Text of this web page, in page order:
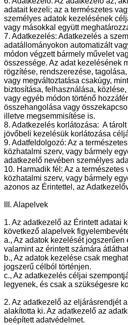
adatait kezeli; az a természetes
személyes adatok kezelésének
vagy másokkal együtt
7. Adatkezelés: Adatkezelés a
adatállományokon automatizált
módon végzett bármely művelet
összessége. Az adat kezelésének
rögzítése, rendszerezése,
vagy megváltoztatása csakúgy,
biztosítása, felhasználása,
vagy egyéb módon történő
összehangolása vagy
illetve megsemmisítése is.
8. Adatkezelés korlátozása: A
jövőbeli kezelésük korlátozása
9. Adatfeldolgozó: Az a
közhatalmi szerv, vagy bármely
adatkezelő nevében személyes
10. Harmadik fél: Az a természetes
közhatalmi szerv, vagy bármely
azonos az Érintettel, az
III. Alapelvek
1. Az adatkezelő az Érintett adatai
következő alapelvek
a., Az adatok kezelését jogszerűen
valamint az érintett számára
b., Az adatok kezelése csak
jogszerű célból történjen.
c., Az adatkezelés céljai
legyenek, és csak a szükségesre
2. Az adatkezelő az eljárásrendjét
alakította ki. Az adatkezelő az
beépített adatvédelmet.